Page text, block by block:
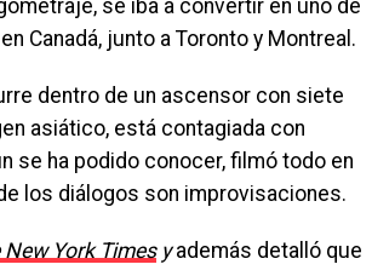
se iba a convertir en uno de
Canadá, junto a Toronto y Montreal.
dentro de un ascensor con siete
asiático, está contagiada con
se ha podido conocer, filmó todo en
los diálogos son improvisaciones.
New York Timesyademás detalló que